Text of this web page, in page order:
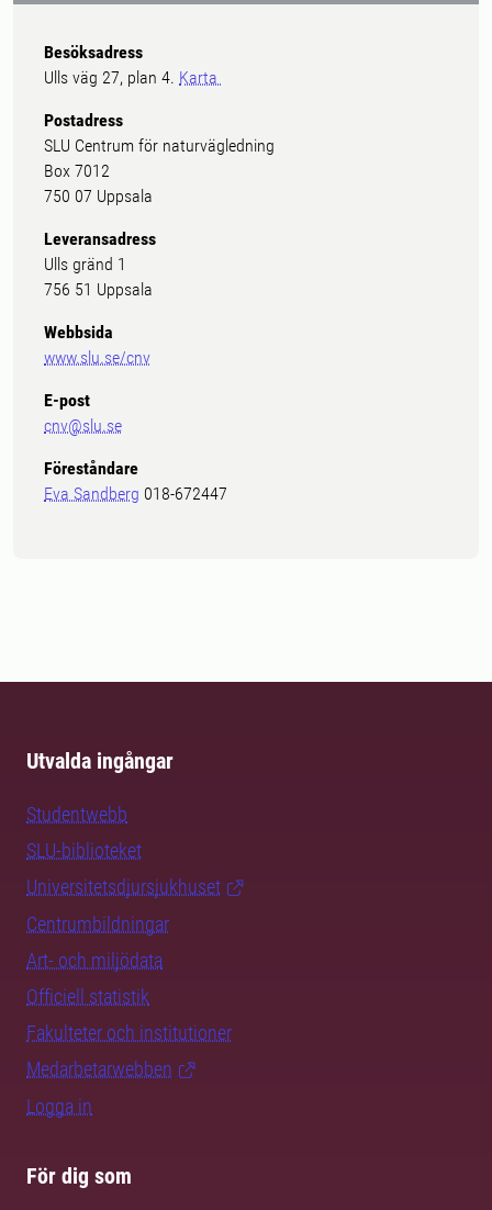
Besöksadress
Ulls väg 27, plan 4. Karta
Postadress
SLU Centrum för naturvägledning
Box 7012
750 07 Uppsala
Leveransadress
Ulls gränd 1
756 51 Uppsala
Webbsida
www.slu.se/cnv
E-post
cnv@slu.se
Föreståndare
Eva Sandberg 018-672447
Utvalda ingångar
Studentwebb
SLU-biblioteket
Universitetsdjursjukhuset
Centrumbildningar
Art- och miljödata
Officiell statistik
Fakulteter och institutioner
Medarbetarwebben
Logga in
För dig som